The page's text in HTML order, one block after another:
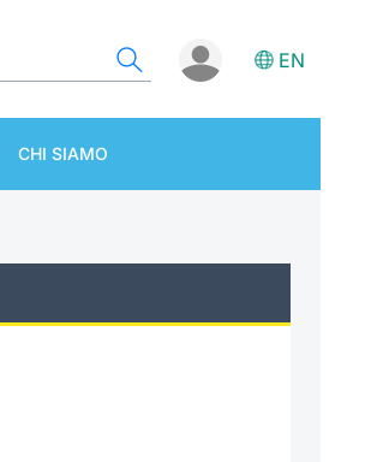
EN
CHI SIAMO